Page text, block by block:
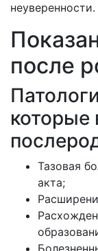
неуверенности.
после
которые
Тазовая
акта;